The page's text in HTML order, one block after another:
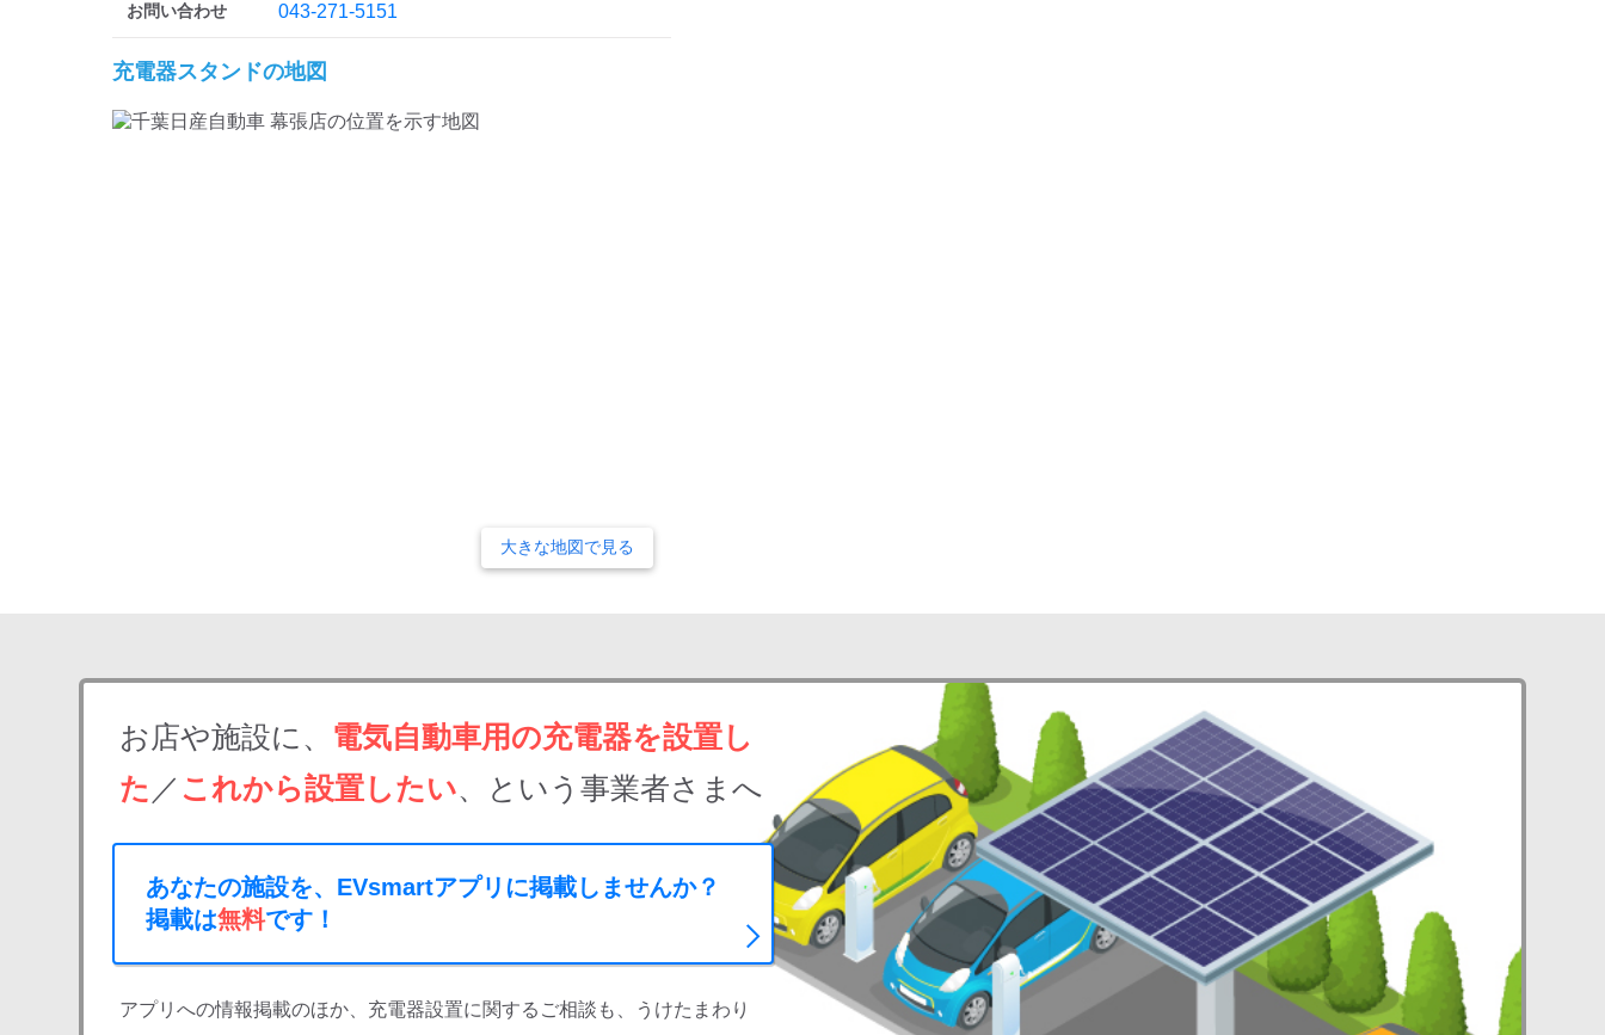
お問い合わせ 043-271-5151
充電器スタンドの地図
大きな地図で見る
お店や施設に、 電気自動車用の充電器を設置し
た ／ これから設置したい、という事業者さまへ
あなたの施設を、EVsmartアプリに掲載しませんか？
掲載は無料です！
アプリへの情報掲載のほか、充電器設置に関するご相談も、うけたまわり